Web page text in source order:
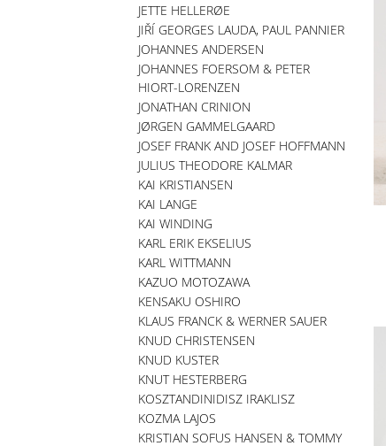
JETTE HELLERØE
JIŘÍ GEORGES LAUDA, PAUL PANNIER
JOHANNES ANDERSEN
JOHANNES FOERSOM & PETER
HIORT-LORENZEN
JONATHAN CRINION
JØRGEN GAMMELGAARD
JOSEF FRANK AND JOSEF HOFFMANN
JULIUS THEODORE KALMAR
KAI KRISTIANSEN
KAI LANGE
KAI WINDING
KARL ERIK EKSELIUS
KARL WITTMANN
KAZUO MOTOZAWA
KENSAKU OSHIRO
KLAUS FRANCK & WERNER SAUER
KNUD CHRISTENSEN
KNUD KUSTER
KNUT HESTERBERG
KOSZTANDINIDISZ IRAKLISZ
KOZMA LAJOS
KRISTIAN SOFUS HANSEN & TOMMY